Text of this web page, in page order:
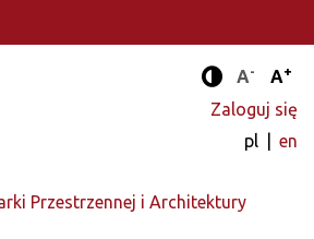
Tryb
A- A+
Zaloguj się
pl
en
Przestrzennej i Architektury